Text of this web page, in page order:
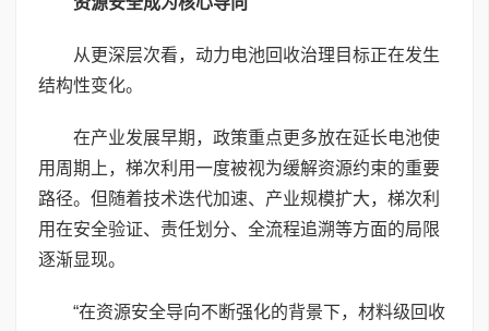
从更深层次看，动力电池回收治理目标正在发生
结构性变化。
在产业发展早期，政策重点更多放在延长电池使
用周期上，梯次利用一度被视为缓解资源约束的重要
路径。但随着技术迭代加速、产业规模扩大，梯次利
用在安全验证、责任划分、全流程追溯等方面的局限
逐渐显现。
“在资源安全导向不断强化的背景下，材料级回收